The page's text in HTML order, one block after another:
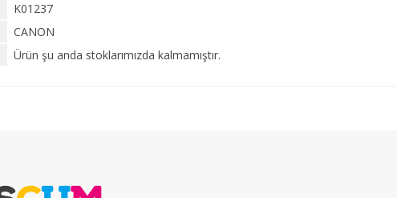
K01237
CANON
Ürün şu anda stoklarımızda kalmamıştır.